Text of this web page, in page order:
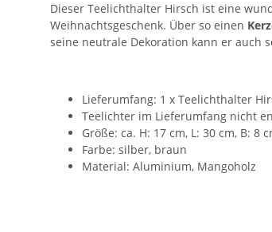
Dieser Teelichthalter Hirsch ist eine
Weihnachtsgeschenk. Über so einen
seine neutrale Dekoration kann er auch
Lieferumfang: 1 x Teelichthalter
Teelichter im Lieferumfang nicht
Größe: ca. H: 17 cm, L: 30 cm, B: 8
Farbe: silber, braun
Material: Aluminium, Mangoholz